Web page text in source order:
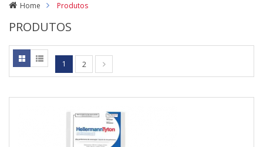
Home Produtos
PRODUTOS
1 2